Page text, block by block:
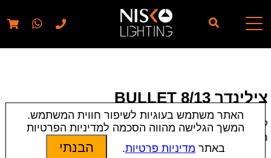
// elementor template for pages - should also ignore woo
pages!!
צילינדר BULLET 8/13
קטגוריות:צילינדרים| תאורת פנים
מק״ט:
000830
האתר משתמש בעוגיות לשיפור חווית המשתמש.
המשך הגלישה מהווה הסכמה למדיניות הפרטיות
באתר מדיניות פרטיות. הבנתי